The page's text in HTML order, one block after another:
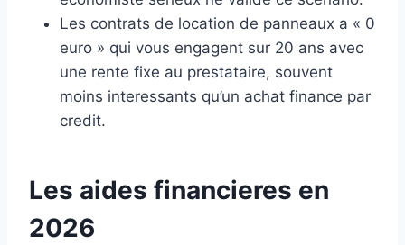
Les contrats de location de panneaux a « 0
euro » qui vous engagent sur 20 ans avec
une rente fixe au prestataire, souvent
moins interessants qu’un achat finance par
credit.
Les aides financieres en
2026